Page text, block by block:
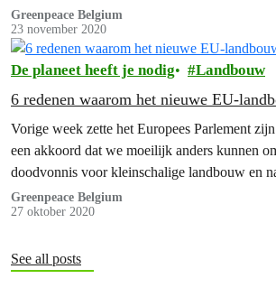
podcasts.…
Greenpeace Belgium
23 november 2020
De planeet heeft je nodig Landbouw
6 redenen waarom het nieuwe EU-
Vorige week zette het Europees Parlement
een akkoord dat we moeilijk anders kunnen
doodvonnis voor kleinschalige landbouw en
Europese Commissie op haar voorstel in te
Greenpeace Belgium
27 oktober 2020
See all posts